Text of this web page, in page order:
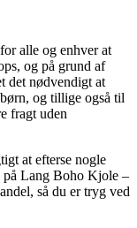
alle og enhver at
og på grund af
det nødvendigt at
og tillige også til
fragt uden
at efterse nogle
på Lang Boho Kjole –
så du er tryg ved